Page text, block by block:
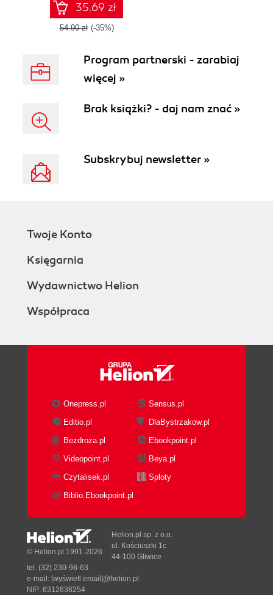
35.69 zł
54.90 zł (-35%)
Program partnerski - zarabiaj
więcej »
Brak książki? - daj nam znać »
Subskrybuj newsletter »
Twoje Konto
Księgarnia
Wydawnictwo Helion
Współpraca
Onepress.pl
Sensus.pl
Editio.pl
DlaBystrzakow.pl
Bezdroza.pl
Ebookpoint.pl
Videopoint.pl
Beya.pl
Czytalisek.pl
Sploty
Biblio.Ebookpoint.pl
© Helion.pl 1991-2026
Helion.pl sp. z o.o.
ul. Kościuszki 1c
44-100 Gliwice
tel. (32) 230-98-63
e-mail: [wyświetl email]@helion.pl
NIP: 6312636254